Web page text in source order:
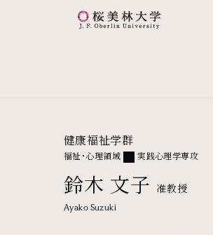
桜美林大学 トップページ
健康福祉学群
福祉・心理領域 実践心理学専攻
鈴木 文子 准教授
Ayako Suzuki